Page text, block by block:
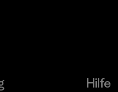
Hilfe